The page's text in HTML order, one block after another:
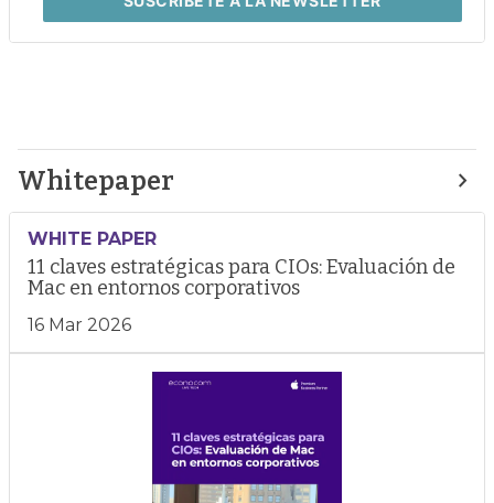
Whitepaper
WHITE PAPER
11 claves estratégicas para CIOs: Evaluación de
Mac en entornos corporativos
16 Mar 2026